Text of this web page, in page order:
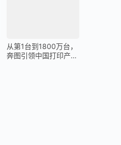
从第1台到1800万台，
奔图引领中国打印产业